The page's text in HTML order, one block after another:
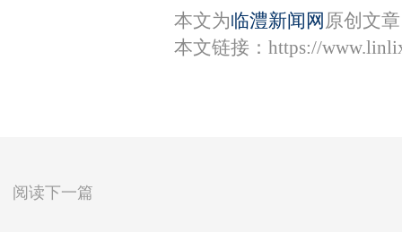
本文为临澧新闻网 原创文
本文链接： https://
阅读下一篇